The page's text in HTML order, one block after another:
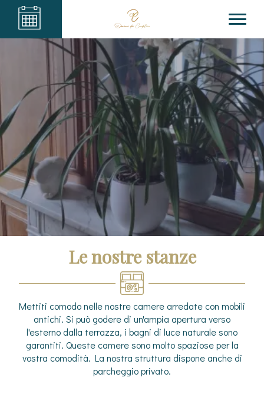
Le nostre stanze
Mettiti comodo nelle nostre camere arredate con mobili
antichi. Si può godere di un'ampia apertura verso
l'esterno dalla terrazza, i bagni di luce naturale sono
garantiti. Queste camere sono molto spaziose per la
vostra comodità. La nostra struttura dispone anche di
parcheggio privato.